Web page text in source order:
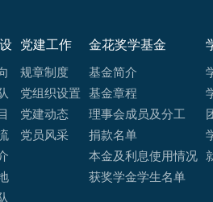
党建工作
规章制度
党组织设置
党建动态
党员风采
金花奖学基金
基金简介
基金章程
理事会成员及分工
捐款名单
本金及利息使用情况
获奖学金学生名单